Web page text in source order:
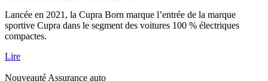
Lancée en 2021, la Cupra Born marque l’entrée de la marque
sportive Cupra dans le segment des voitures 100 % électriques
compactes.
Lire
Nouveauté Assurance auto